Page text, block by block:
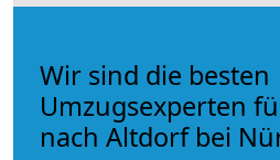
Wir sind die besten
Umzugsexperten
nach Altdorf bei